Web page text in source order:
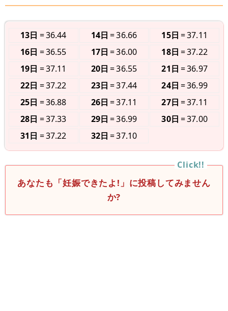
13日 36.44 14日 36.66 15日
37.11
16日
36.55 17日 36.00 18日
37.22
19日
37.11 20日 36.55 21日
36.97
22日
37.22 23日 37.44 24日
36.99
25日
36.88 26日 37.11 27日
37.11
28日
37.33 29日 36.99 30日
37.00
31日
37.22 32日 37.10
あなたも「妊娠できたよ!」に投稿してみません
か?